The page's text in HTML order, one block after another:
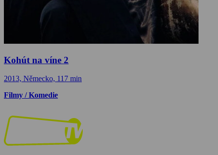
Kohút na víne 2
2013, Německo, 117 min
Filmy / Komedie